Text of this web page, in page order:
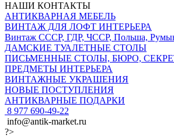
НАШИ КОНТАКТЫ
АНТИКВАРНАЯ МЕБЕЛЬ
ВИНТАЖ ДЛЯ ЛОФТ ИНТЕРЬЕРА
Винтаж СССР, ГДР, ЧССР, Польша,
ДАМСКИЕ ТУАЛЕТНЫЕ СТОЛЫ
ПИСЬМЕННЫЕ СТОЛЫ, БЮРО,
ПРЕДМЕТЫ ИНТЕРЬЕРА
ВИНТАЖНЫЕ УКРАШЕНИЯ
НОВЫЕ ПОСТУПЛЕНИЯ
АНТИКВАРНЫЕ ПОДАРКИ
8 977 690-49-22
info@antik-market.ru
?>